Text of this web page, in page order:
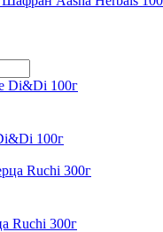
100г
Ruchi 300г